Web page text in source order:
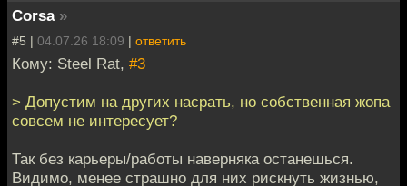
Corsa »
#5 | 04.07.26 18:09 | ответить
Кому: Steel Rat, #3
> Допустим на других насрать, но собственная жопа
совсем не интересует?
Так без карьеры/работы наверняка останешься.
Видимо, менее страшно для них рискнуть жизнью,